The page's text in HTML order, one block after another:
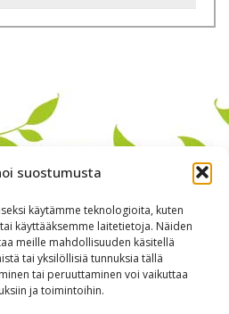
suostumusta
käytämme teknologioita, kuten
käyttääksemme laitetietoja. Näiden
meille mahdollisuuden käsitellä
tai yksilöllisiä tunnuksia tällä
tai peruuttaminen voi vaikuttaa
ja toimintoihin.
& Ohjelmat